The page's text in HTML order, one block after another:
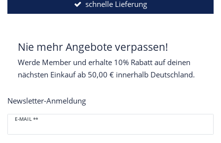
schnelle Lieferung
Nie mehr Angebote verpassen!
Werde Member und erhalte 10% Rabatt auf deinen
nächsten Einkauf ab 50,00 € innerhalb Deutschland.
Newsletter-Anmeldung
E-MAIL **
Newsletter
Honig